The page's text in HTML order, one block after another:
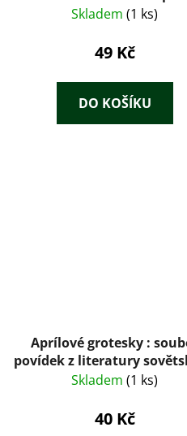
(1991)
Skladem(1 ks)
49 Kč
DO KOŠÍKU
Aprílové grotesky :
povídek z literatury
národů
Skladem(1 ks)
40 Kč